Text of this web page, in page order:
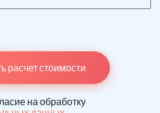
расчет стоимости
на обработку